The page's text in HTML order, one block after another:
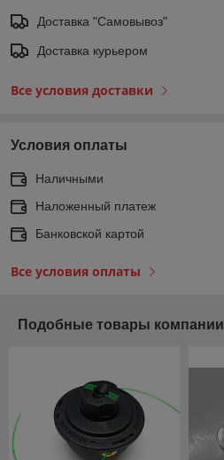
Доставка "Самовывоз"
Доставка курьером
Все условия доставки
Условия оплаты
Наличными
Наложенный платеж
Банковской картой
Все условия оплаты
Подобные товары компании